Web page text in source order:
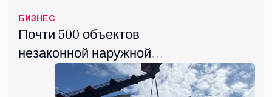
БИЗНЕС
Почти 500 объектов
незаконной наружной
рекламы демонтировали в
Люберцах с начала года